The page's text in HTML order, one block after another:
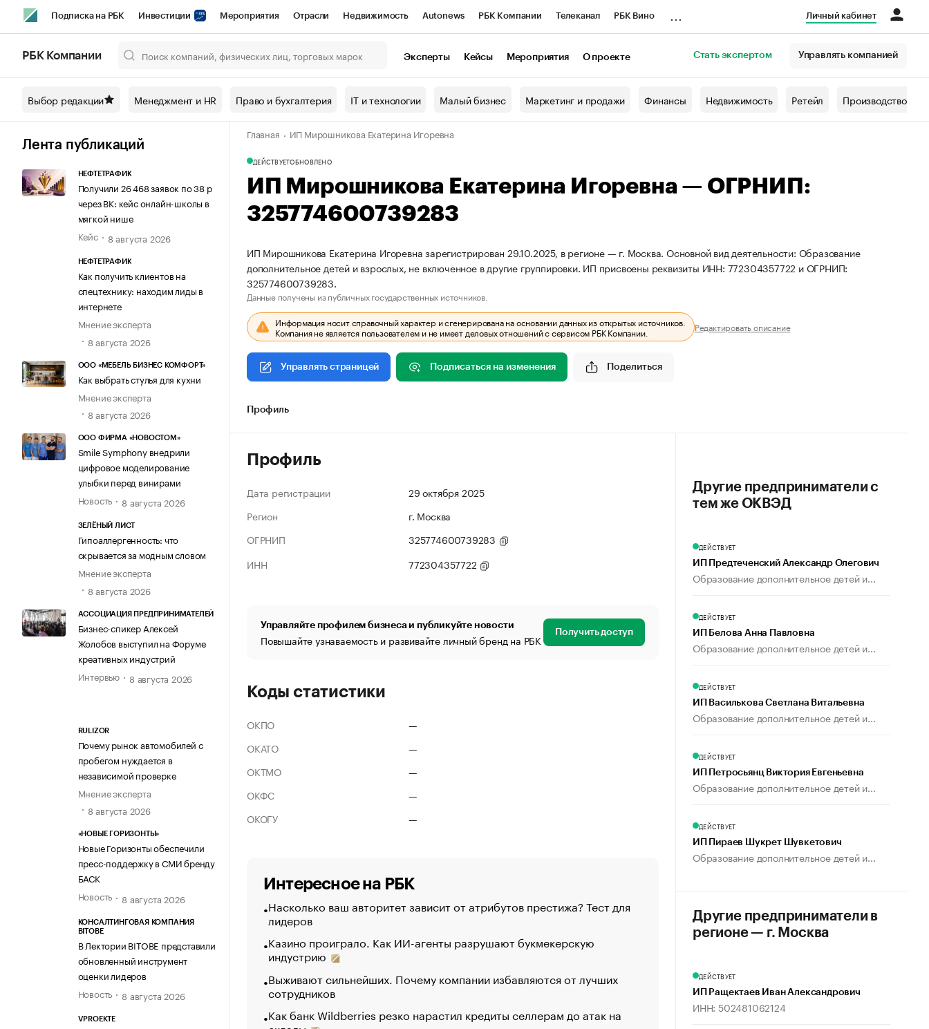
Подписка на РБК Инвестиции Мероприятия Отрасли Недвижимость Autonews РБК Компании Телеканал РБК Вино
Спецпроекты СПб Конференции СПб Спецпроекты Проверка контрагентов
Технологии и медиа Рынок наличной валюты
Личный кабинет
РБК Компании Эксперты Кейсы Мероприятия О проекте Стать экспертом Управлять компанией
Выбор редакции Менеджмент и HR Право и бухгалтерия IT и технологии Малый бизнес Маркетинг и продажи Финансы Недвижимость Ретейл Производство
Лента публикаций
НЕФТЕТРАФИК
Получили 26 468 заявок по 38 р
через ВК: кейс онлайн-школы в
мягкой нише
Кейс
8 августа 2026
НЕФТЕТРАФИК
Как получить клиентов на
спецтехнику: находим лиды в
интернете
Мнение эксперта
8 августа 2026
ООО «МЕБЕЛЬ БИЗНЕС КОМФОРТ»
Как выбрать стулья для кухни
Мнение эксперта
8 августа 2026
ООО ФИРМА «НОВОСТОМ»
Smile Symphony внедрили
цифровое моделирование
улыбки перед винирами
Новость
8 августа 2026
ЗЕЛЁНЫЙ ЛИСТ
Гипоаллергенность: что
скрывается за модным словом
Мнение эксперта
8 августа 2026
АССОЦИАЦИЯ ПРЕДПРИНИМАТЕЛЕЙ
Бизнес-спикер Алексей
Жолобов выступил на Форуме
креативных индустрий
Интервью
8 августа 2026
RULIZOR
Почему рынок автомобилей с
пробегом нуждается в
независимой проверке
Мнение эксперта
8 августа 2026
«НОВЫЕ ГОРИЗОНТЫ»
Новые Горизонты обеспечили
пресс-поддержку в СМИ бренду
БАСК
Новость
8 августа 2026
КОНСАЛТИНГОВАЯ КОМПАНИЯ
BITOBE
В Лектории BITOBE представили
обновленный инструмент
оценки лидеров
Новость
8 августа 2026
VPROEKTE
Главная ИП Мирошникова Екатерина Игоревна
ДЕЙСТВУЕТОБНОВЛЕНО
ИП Мирошникова Екатерина Игоревна — ОГРНИП:
325774600739283
ИП Мирошникова Екатерина Игоревна зарегистрирован 29.10.2025, в регионе — г. Москва. Основной вид деятельности: Образование
дополнительное детей и взрослых, не включенное в другие группировки. ИП присвоены реквизиты ИНН: 772304357722 и ОГРНИП:
325774600739283.
Данные получены из публичных государственных источников.
Информация носит справочный характер и сгенерирована на основании данных из открытых источников.
Компания не является пользователем и не имеет деловых отношений с сервисом РБК Компании. Редактировать описание
Управлять страницей Подписаться на изменения Поделиться
Профиль
Профиль
Дата регистрации
29 октября 2025
Регион
г. Москва
ОГРНИП
325774600739283
ИНН
772304357722
Управляйте профилем бизнеса и публикуйте новости
Повышайте узнаваемость и развивайте личный бренд на РБК Получить доступ
Коды статистики
ОКПО
—
ОКАТО
—
ОКТМО
—
ОКФС
—
ОКОГУ
—
Интересное на РБК
Насколько ваш авторитет зависит от атрибутов престижа? Тест для
лидеров
Казино проиграло. Как ИИ-агенты разрушают букмекерскую
индустрию
Выживают сильнейших. Почему компании избавляются от лучших
сотрудников
Как банк Wildberries резко нарастил кредиты селлерам до атак на
«От спорта тело стареет иначе». Как живет глава
создавшей GTA
«Деньги будут не нужны»: что рассказал Маск в
Функции менеджмента: пять ключевых основ
управления
ЕС разрешил конфискацию российской нефти —
Другие предприниматели с
тем же ОКВЭД
ДЕЙСТВУЕТ
ИП Предтеченский Александр Олегович
Образование дополнительное детей и...
ДЕЙСТВУЕТ
ИП Белова Анна Павловна
Образование дополнительное детей и...
ДЕЙСТВУЕТ
ИП Василькова Светлана Витальевна
Образование дополнительное детей и...
ДЕЙСТВУЕТ
ИП Петросьянц Виктория Евгеньевна
Образование дополнительное детей и...
ДЕЙСТВУЕТ
ИП Пираев Шукрет Шувкетович
Образование дополнительное детей и...
Другие предприниматели в
регионе — г. Москва
ДЕЙСТВУЕТ
ИП Ращектаев Иван Александрович
ИНН: 502481062124